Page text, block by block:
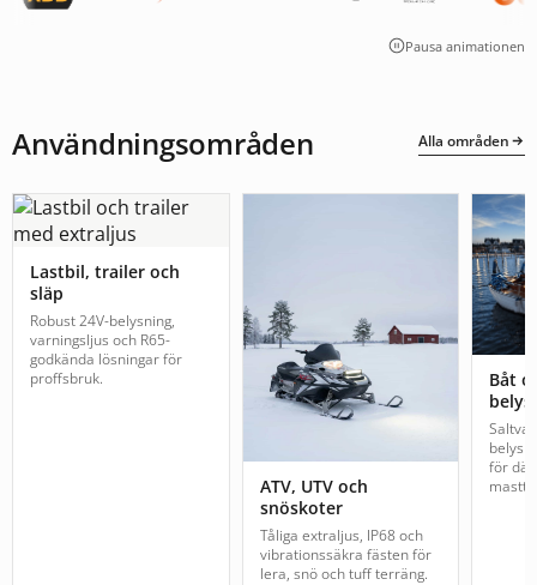
Pausa animationen
Användningsområden Alla områden
Lastbil, trailer och
släp
Robust 24V-belysning,
varningsljus och R65-
godkända lösningar för
proffsbruk.
ATV, UTV och
snöskoter
Tåliga extraljus, IP68 och
vibrationssäkra fästen för
lera, snö och tuff terräng.
Båt
för